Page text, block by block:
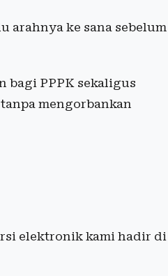
arahnya ke sana sebelum
bagi PPPK sekaligus
mengorbankan
elektronik kami hadir di